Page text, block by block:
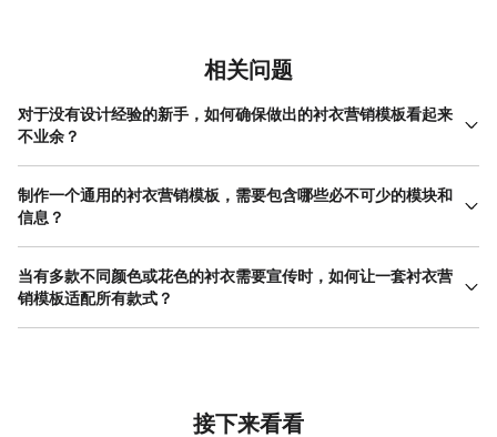
相关问题
对于没有设计经验的新手，如何确保做出的衬衣营销模板看起来
不业余？
新手制作衬衣营销模板时，可以从模仿开始，但关键在于理解优秀
设计背后的原则。首先，严格控制字体数量，全文使用一至两种字
体足以保持专业感。其次，注意对齐，确保所有文本和图片元素在
色（黑、白、灰）的方案最安全。你可以利用美图设计室这类工具
的现成模板作为起点，这些模板通常由设计师遵循基础设计规则搭
制作一个通用的衬衣营销模板，需要包含哪些必不可少的模块和
信息？
一个通用的衬衣营销模板应包含几个核心模块，以确保信息传达完
整。首先是视觉锚点区，用于放置最吸引人的 衬衣主图 。其次是标
题区，用一句话概括产品系列或活动主题。第三是核心卖点区，以
固定，但内容区域（如图片框、文本框）的大小和形状有一定灵活
当有多款不同颜色或花色的衬衣需要宣传时，如何让一套衬衣营
销模板适配所有款式？
要让一套衬衣营销模板适配多款产品，关键在于设计一个“容器化”的
式，确保任何颜色的衬衣放入都突出。文案部分的颜色也建议固定
接下来看看